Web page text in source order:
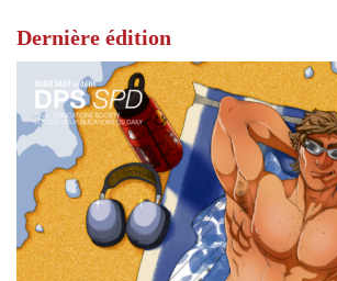
Dernière édition